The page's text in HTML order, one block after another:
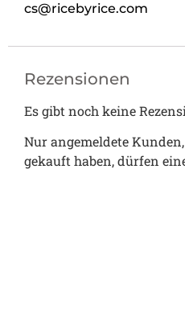
cs@ricebyrice.com
Rezensionen
Es gibt noch keine
Nur angemeldete
gekauft haben, dürfen